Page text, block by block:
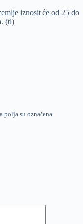
iznosit će od 25 do
(tl)
polja su označena